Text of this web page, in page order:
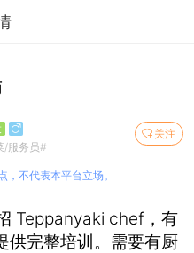
关注
/服务员#
不代表本平台立场。
Teppanyaki chef，有
供完整培训。需要有厨